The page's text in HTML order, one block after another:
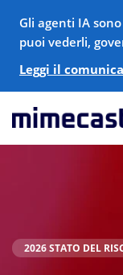
Gli agenti IA
puoi vederli,
Leggi il
2026 STATO DEL